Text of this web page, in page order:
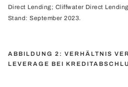
Direct Lending; Cliffwater Direct
Stand: September 2023.
ABBILDUNG 2: VERHÄLTNIS
LEVERAGE BEI